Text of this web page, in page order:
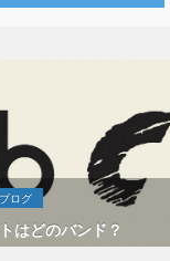
ブログ
はどのバンド？